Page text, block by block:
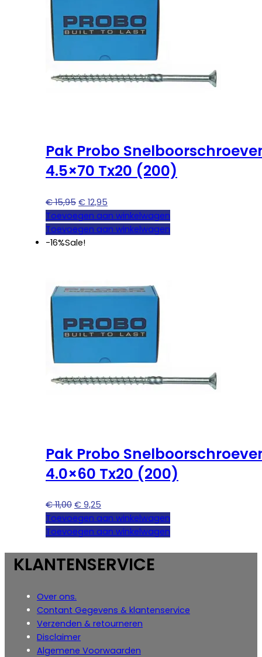
Pak Probo
4.5×70 Tx20 (200)
€15,95 Oorspronkelijke
prijs
was:
€ 15,95.
€ 12,95
prijs
is:
Toevoegen aan winkelwagen
Toevoegen aan winkelwagen
-16%Sale!
Pak Probo
4.0×60 Tx20 (200)
€11,00 Oorspronkelijke
prijs
was:
€ 9,25
prijs
is:
Toevoegen aan winkelwagen
Toevoegen aan winkelwagen
KLANTENSERVICE
Over ons.
Contant Gegevens & klantenservice
Verzenden & retourneren
Disclaimer
Algemene Voorwaarden